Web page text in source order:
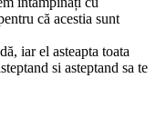
că acestia sunt
iar el asteapta toata
si asteptand sa te